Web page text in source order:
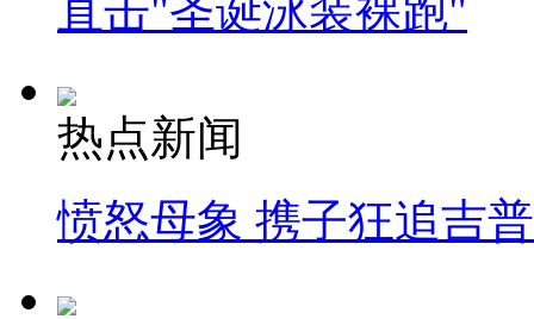
直击"圣诞泳装裸跑"
热点新闻
愤怒母象 携子狂追吉